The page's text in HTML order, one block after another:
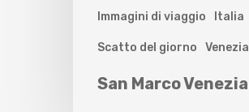
Immagini di viaggio Italia
Scatto del giorno Venezia
San Marco Venezia